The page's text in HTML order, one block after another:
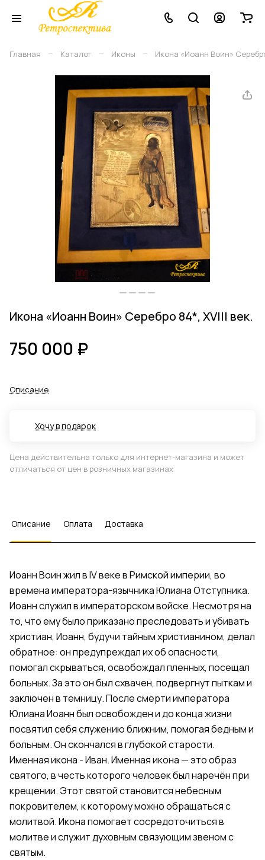
Главная – Каталог – Иконы – Икона «Иоанн Воин»
Икона «Иоанн Воин» Серебро 84*, XVIII век.
750 000 ₽
Описание
Хочу в подарок
Цена действительна только для интернет-магазина и может
отличаться от цен в розничных магазинах
Описание Оплата Доставка
Иоанн Воин жил в IV веке в Римской империи, во
времена императора-язычника Юлиана Отступника.
Иоанн служил в императорском войске. Несмотря на
то, что ему было приказано преследовать и убивать
христиан, Иоанн, будучи тайным христианином, делал
обратное: он предупреждал их об опасности,
помогал скрываться, освобождал пленных, посещал
больных. За это он был схвачен, подвергнут пыткам и
заключен в темницу. После смерти императора
Юлиана Иоанн был освобожден и до конца жизни
посвятил себя служению ближним, помогая бедным и
больным. Он скончался в глубокой старости.
Именная икона - Иван. Именная икона — это образ
святого, в честь которого человек был наречён при
крещении. Этот святой становится небесным
покровителем, к которому можно обращаться с
молитвой. Икона помогает сосредоточиться в
молитве и служит духовным связующим звеном с
святым.